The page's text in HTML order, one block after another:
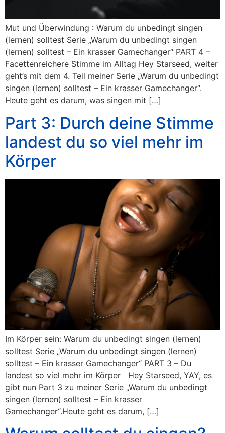
Mut und Überwindung : Warum du unbedingt singen
(lernen) solltest Serie „Warum du unbedingt singen
(lernen) solltest – Ein krasser Gamechanger“ PART 4 –
Facettenreichere Stimme im Alltag Hey Starseed, weiter
geht’s mit dem 4. Teil meiner Serie „Warum du unbedingt
singen (lernen) solltest – Ein krasser Gamechanger“.
Heute geht es darum, was singen mit […]
Part 3: Durch deine Stimme
landest du so viel mehr im
Körper
Im Körper sein: Warum du unbedingt singen (lernen)
solltest Serie „Warum du unbedingt singen (lernen)
solltest – Ein krasser Gamechanger“ PART 3 – Du
landest so viel mehr im Körper Hey Starseed, YAY, es
gibt nun Part 3 zu meiner Serie „Warum du unbedingt
singen (lernen) solltest – Ein krasser
Gamechanger“.Heute geht es darum, […]